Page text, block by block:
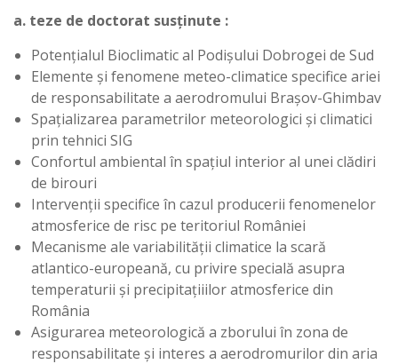
a. teze de doctorat susţinute :
Potenţialul Bioclimatic al Podişului Dobrogei de Sud
Elemente şi fenomene meteo-climatice specifice ariei
de responsabilitate a aerodromului Braşov-Ghimbav
Spaţializarea parametrilor meteorologici şi climatici
prin tehnici SIG
Confortul ambiental în spaţiul interior al unei clădiri
de birouri
Intervenţii specifice în cazul producerii fenomenelor
atmosferice de risc pe teritoriul României
Mecanisme ale variabilităţii climatice la scară
atlantico-europeană, cu privire specială asupra
temperaturii şi precipitaţiiilor atmosferice din
România
Asigurarea meteorologică a zborului în zona de
responsabilitate şi interes a aerodromurilor din aria